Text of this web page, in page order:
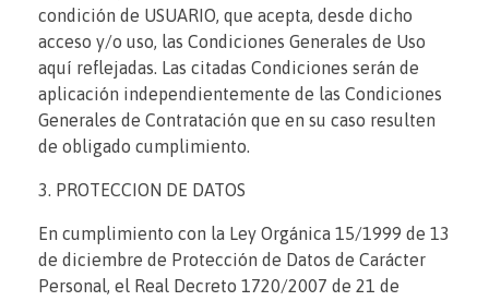
condición de USUARIO, que acepta, desde dicho
acceso y/o uso, las Condiciones Generales de Uso
aquí reflejadas. Las citadas Condiciones serán de
aplicación independientemente de las Condiciones
Generales de Contratación que en su caso resulten
de obligado cumplimiento.
3. PROTECCION DE DATOS
En cumplimiento con la Ley Orgánica 15/1999 de 13
de diciembre de Protección de Datos de Carácter
Personal, el Real Decreto 1720/2007 de 21 de